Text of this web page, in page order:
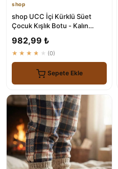
shop
shop UCC İçi Kürklü Süet
Çocuk Kışlık Botu - Kalın
982,99 ₺
★★★★★ (0)
Sepete Ekle